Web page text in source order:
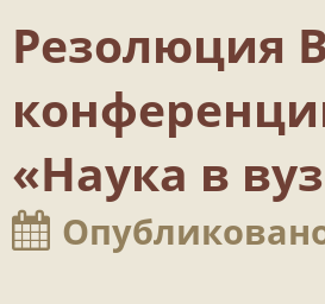
Резолюция
«Наука в